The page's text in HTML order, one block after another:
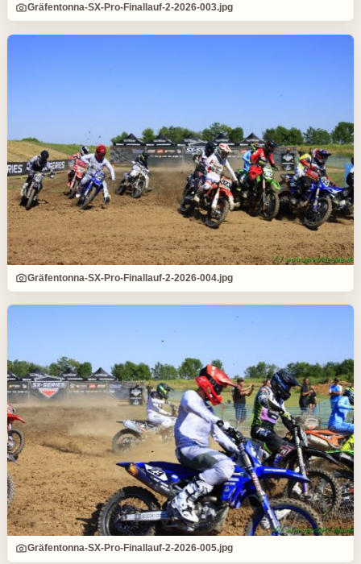
Gräfentonna-SX-Pro-Finallauf-2-2026-003.jpg
Gräfentonna-SX-Pro-Finallauf-2-2026-004.jpg
Gräfentonna-SX-Pro-Finallauf-2-2026-005.jpg